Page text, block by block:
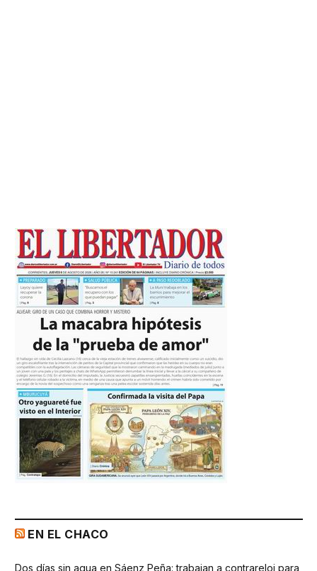
EN EL CHACO
Dos días sin agua en Sáenz Peña: trabajan a contrareloj para